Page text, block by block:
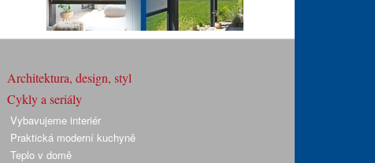
Architektura, design, styl
Cykly a seriály
Vybavujeme interiér
Praktická moderní kuchyně
Teplo v domě